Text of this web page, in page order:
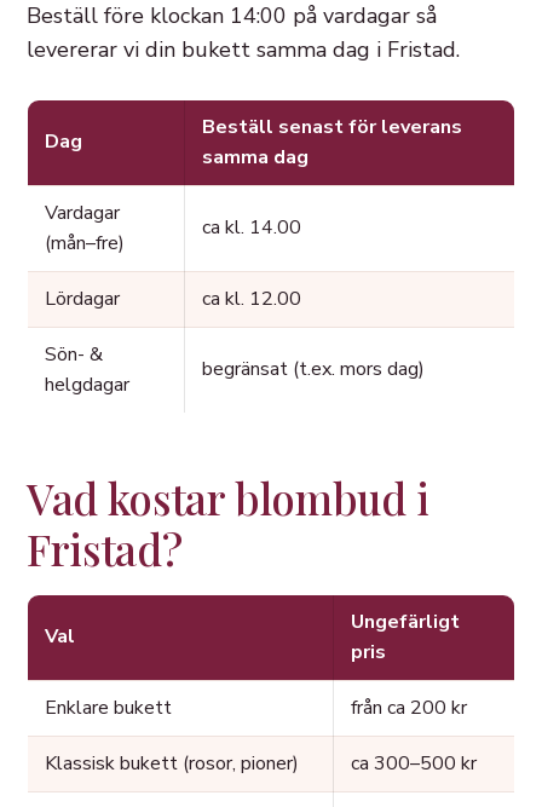
Beställ före klockan 14:00 på vardagar så
levererar vi din bukett samma dag i Fristad.
Dag
Beställ senast för leverans
samma dag
Vardagar
(mån–fre)
ca kl. 14.00
Lördagar ca kl. 12.00
Sön- &
helgdagar
begränsat (t.ex. mors dag)
Vad kostar blombud i
Fristad?
Val
Ungefärligt
pris
Enklare bukett från ca 200 kr
Klassisk bukett (rosor, pioner) ca 300–500 kr